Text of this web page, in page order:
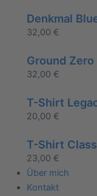
Denkmal
32,00 €
Ground
32,00 €
T-Shirt
20,00 €
T-Shirt
23,00 €
Über mich
Kontakt